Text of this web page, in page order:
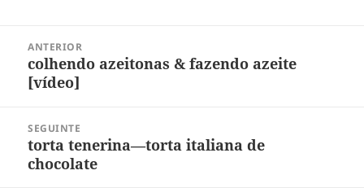
ANTERIOR
Post
anterior:
colhendo azeitonas & fazendo azeite
[vídeo]
SEGUINTE
Próximo
post:
torta tenerina—torta italiana de
chocolate